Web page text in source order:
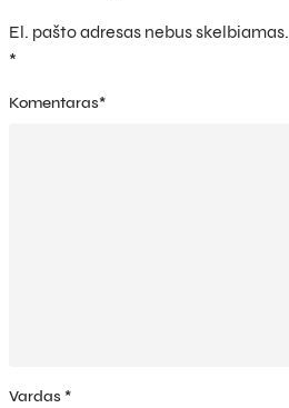
El. pašto adresas nebus skelbiamas.
*
Komentaras*
Vardas *